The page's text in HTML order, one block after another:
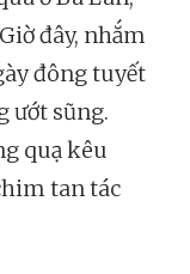
đây, nhắm
đông tuyết
ướt sũng.
quạ kêu
tan tác